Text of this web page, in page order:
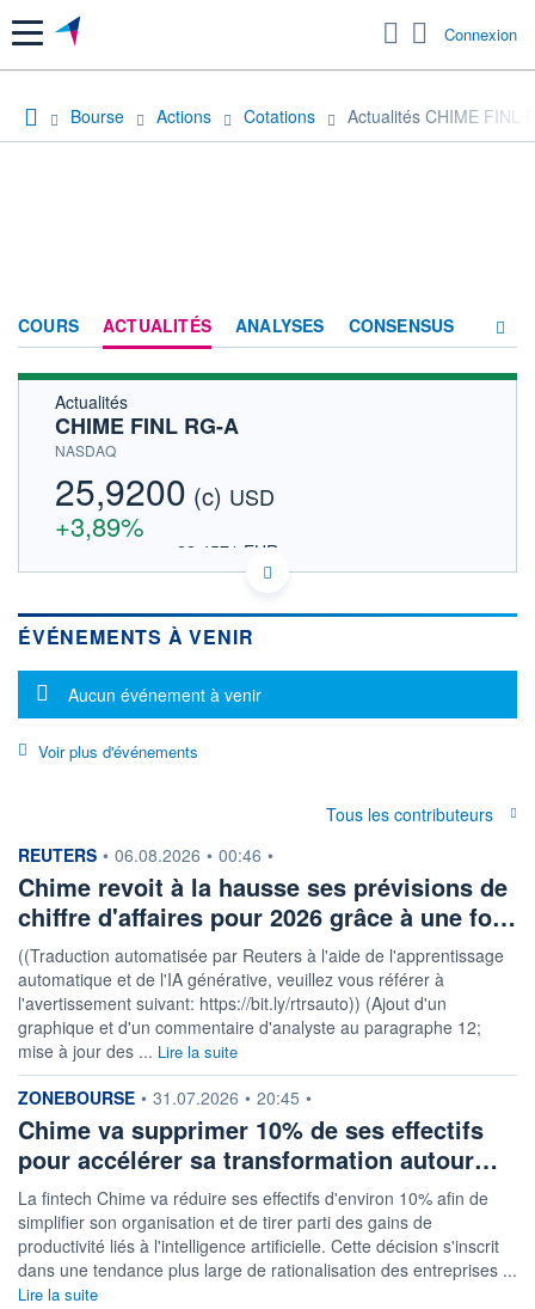
Menu Connexion
Bourse Actions Cotations Actualités CHIME FINL
COURS ACTUALITÉS ANALYSES CONSENSUS
HISTORIQUE
Actualités
CHIME FINL RG-A
NASDAQ
25,9200 (c) USD
+3,89%
22,4571 EUR
DONNÉES TEMPS DIFFÉRÉ
Politique d'exécution
24
OUVERTURE
0,0000
CLÔTURE VEILLE
24,9500
26,2200 0,0000
VOLUME
0 0,00%
VALORISATION
9 043 MUSD
CAPI.
10 340 MUSD
BAISSE
0,0000
HAUSSE
0,0000
ESTIMÉ 2026
-
2026
71,84
DERNIER
ÉCHANGE
05.08.26 / 22:00:00
ÉVÉNEMENTS À VENIR
Message d'information
Aucun événement à venir
Voir plus d'événements
Tous les contributeurs
information fournie par
REUTERS • 06.08.2026 • 00:46 •
Chime revoit à la hausse ses prévisions de
chiffre d'affaires pour 2026 grâce à une fo…
((Traduction automatisée par Reuters à l'aide de l'apprentissage
automatique et de l'IA générative, veuillez vous référer à
l'avertissement suivant: https://bit.ly/rtrsauto)) (Ajout d'un
graphique et d'un commentaire d'analyste au paragraphe 12;
mise à jour des ... Lire la suite
information fournie par
ZONEBOURSE • 31.07.2026 • 20:45 •
Chime va supprimer 10% de ses effectifs
pour accélérer sa transformation autour…
La fintech Chime va réduire ses effectifs d'environ 10% afin de
simplifier son organisation et de tirer parti des gains de
productivité liés à l'intelligence artificielle. Cette décision s'inscrit
dans une tendance plus large de rationalisation des entreprises ...
Lire la suite